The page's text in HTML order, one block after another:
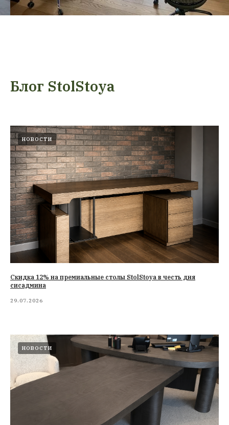
Блог StolStoya
НОВОСТИ
Cкидка 12% на премиальные столы StolStoya в честь дня
сисадмина
29.07.2026
НОВОСТИ